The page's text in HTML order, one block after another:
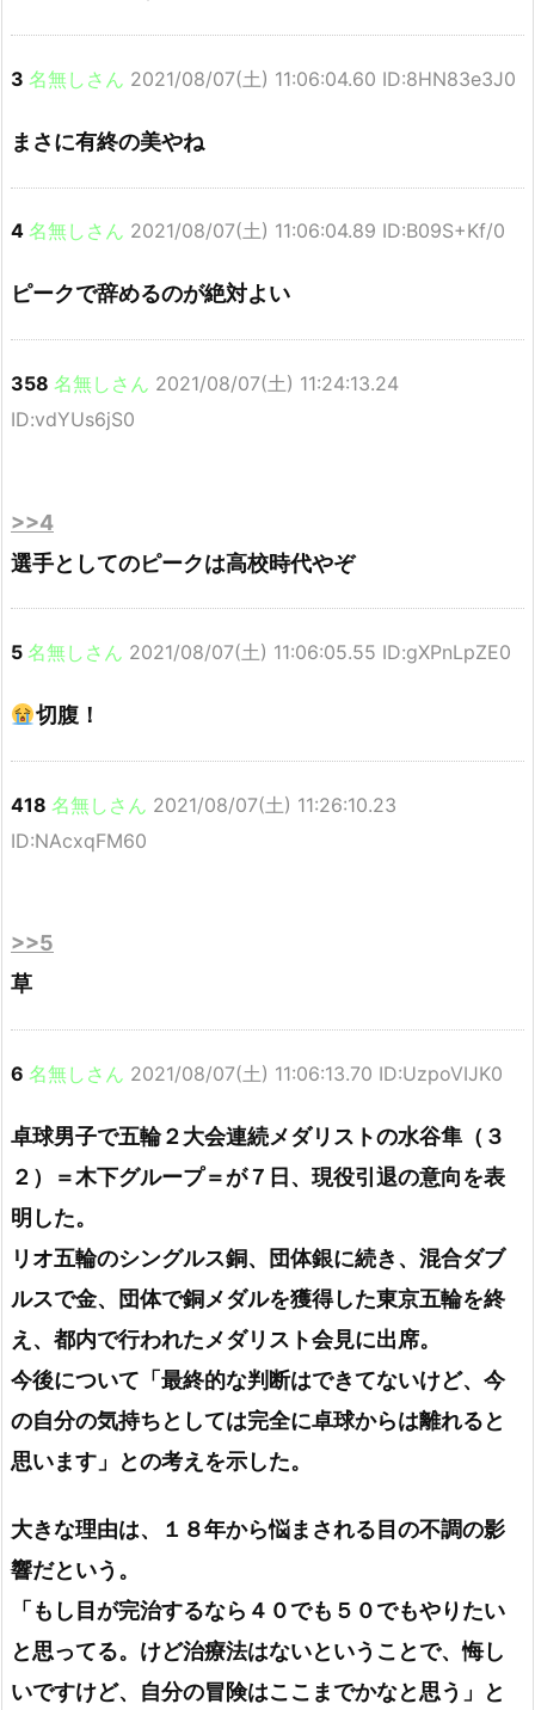
3 名無しさん 2021/08/07(土) 11:06:04.60 ID:8HN83e3J0
まさに有終の美やね
4 名無しさん 2021/08/07(土) 11:06:04.89 ID:B09S+Kf/0
ピークで辞めるのが絶対よい
358 名無しさん 2021/08/07(土) 11:24:13.24
ID:vdYUs6jS0
>>4
選手としてのピークは高校時代やぞ
5 名無しさん 2021/08/07(土) 11:06:05.55 ID:gXPnLpZE0
切腹！
418 名無しさん 2021/08/07(土) 11:26:10.23
ID:NAcxqFM60
>>5
草
6 名無しさん 2021/08/07(土) 11:06:13.70 ID:UzpoVIJK0
卓球男子で五輪２大会連続メダリストの水谷隼（３
２）＝木下グループ＝が７日、現役引退の意向を表
明した。
リオ五輪のシングルス銅、団体銀に続き、混合ダブ
ルスで金、団体で銅メダルを獲得した東京五輪を終
え、都内で行われたメダリスト会見に出席。
今後について「最終的な判断はできてないけど、今
の自分の気持ちとしては完全に卓球からは離れると
思います」との考えを示した。
大きな理由は、１８年から悩まされる目の不調の影
響だという。
「もし目が完治するなら４０でも５０でもやりたい
と思ってる。けど治療法はないということで、悔し
いですけど、自分の冒険はここまでかなと思う」と